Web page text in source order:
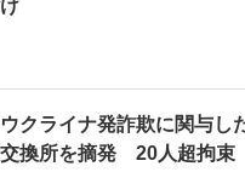
クライナ発詐欺に関与し
換所を摘発 20人超拘束